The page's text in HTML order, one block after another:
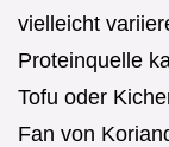
vielleicht
Proteinquelle
Tofu oder
Fan von